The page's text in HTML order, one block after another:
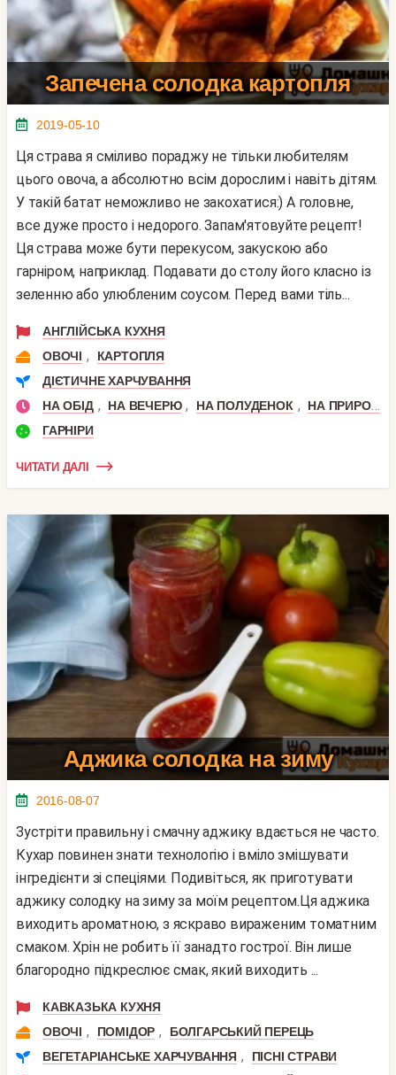
Запечена солодка картопля
2019-05-10
Ця страва я сміливо пораджу не тільки любителям
цього овоча, а абсолютно всім дорослим і навіть дітям.
У такій батат неможливо не закохатися:) А головне,
все дуже просто і недорого. Запам'ятовуйте рецепт!
Ця страва може бути перекусом, закускою або
гарніром, наприклад. Подавати до столу його класно із
зеленню або улюбленим соусом. Перед вами тіль...
АНГЛІЙСЬКА КУХНЯ
ОВОЧІ ,
КАРТОПЛЯ
ДІЄТИЧНЕ ХАРЧУВАННЯ
НА ОБІД , НА ВЕЧЕРЮ , НА ПОЛУДЕНОК ,
НА ПРИРОДУ
ГАРНІРИ
ЧИТАТИ ДАЛІ
Аджика солодка на зиму
2016-08-07
Зустріти правильну і смачну аджику вдається не часто.
Кухар повинен знати технологію і вміло змішувати
інгредієнти зі спеціями. Подивіться, як приготувати
аджику солодку на зиму за моїм рецептом.Ця аджика
виходить ароматною, з яскраво вираженим томатним
смаком. Хрін не робить її занадто гострої. Він лише
благородно підкреслює смак, який виходить ...
КАВКАЗЬКА КУХНЯ
ОВОЧІ , ПОМІДОР ,
БОЛГАРСЬКИЙ ПЕРЕЦЬ
ВЕГЕТАРІАНСЬКЕ ХАРЧУВАННЯ ,
ПІСНІ СТРАВИ